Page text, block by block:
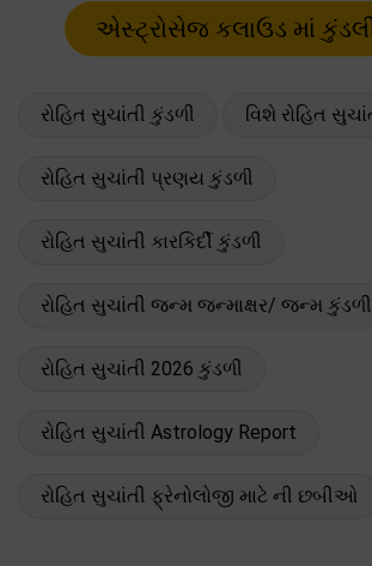
રોહિત સુચાંતી કુંડળી વિશે રોહિત
રોહિત સુચાંતી પ્રણય કુંડળી
રોહિત સુચાંતી કારકિર્દી કુંડળી
રોહિત સુચાંતી જન્મ જન્માક્ષર/ જન્મ
રોહિત સુચાંતી 2026 કુંડળી
રોહિત સુચાંતી Astrology Report
રોહિત સુચાંતી ફ્રેનોલોજી માટે ની છબીઓ